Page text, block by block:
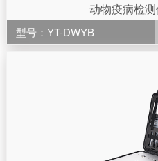
动物疫病检
型号：YT-DWYB